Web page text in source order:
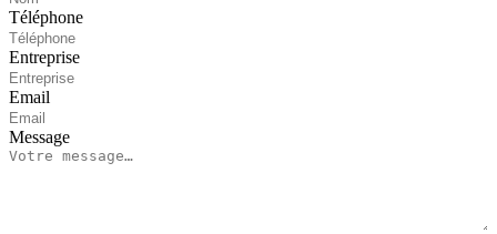
Téléphone
Entreprise
Email
Message